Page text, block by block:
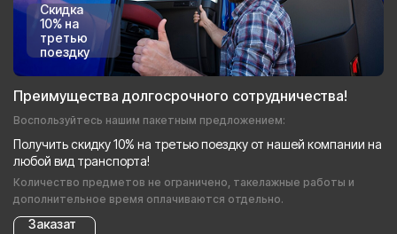
Скидка
10% на
третью
поездку
Преимущества долгосрочного сотрудничества!
Воспользуйтесь нашим пакетным предложением:
Получить скидку 10% на третью поездку от нашей компании на
любой вид транспорта!
Количество предметов не ограничено, такелажные работы и
дополнительное время оплачиваются отдельно.
Заказат